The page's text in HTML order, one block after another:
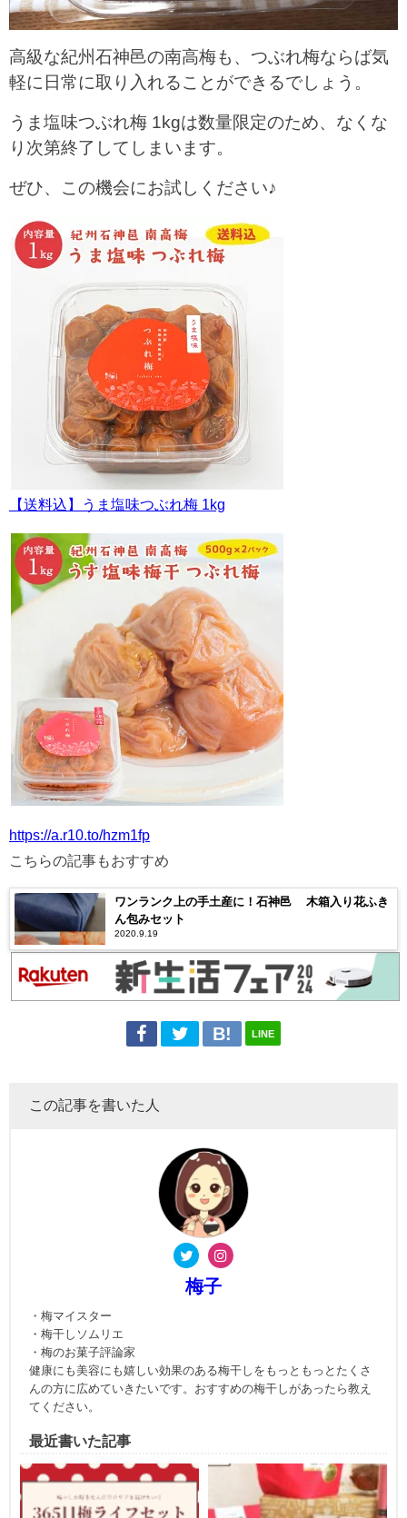
高級な紀州石神邑の南高梅も、つぶれ梅ならば気
軽に日常に取り入れることができるでしょう。
うま塩味つぶれ梅 1kgは数量限定のため、なくな
り次第終了してしまいます。
ぜひ、この機会にお試しください♪
【送料込】うま塩味つぶれ梅 1kg
https://a.r10.to/hzm1fp
こちらの記事もおすすめ
ワンランク上の手土産に！石神邑 木箱入り花ふき
ん包みセット
2020.9.19
LINE
この記事を書いた人
梅子
・梅マイスター
・梅干しソムリエ
・梅のお菓子評論家
健康にも美容にも嬉しい効果のある梅干しをもっともっとたくさ
んの方に広めていきたいです。おすすめの梅干しがあったら教え
てください。
最近書いた記事